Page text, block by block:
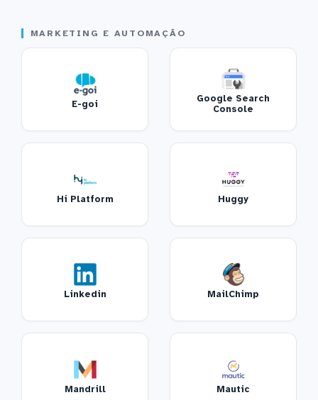
MARKETING E AUTOMAÇÃO
E-goi
Google Search
Console
Hi Platform Huggy
Linkedin MailChimp
Mandrill Mautic